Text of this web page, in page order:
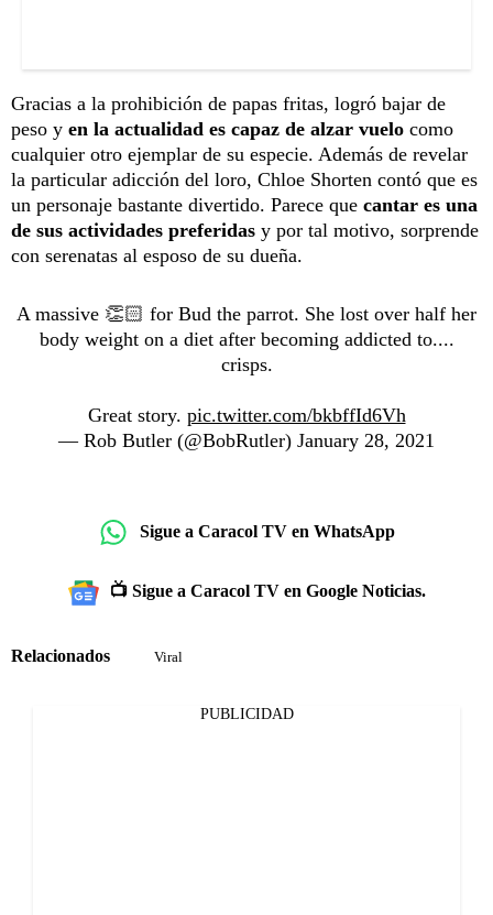
Gracias a la prohibición de papas fritas, logró bajar de
peso y en la actualidad es capaz de alzar vuelo como
cualquier otro ejemplar de su especie. Además de revelar
la particular adicción del loro, Chloe Shorten contó que es
un personaje bastante divertido. Parece que cantar es una
de sus actividades preferidas y por tal motivo, sorprende
con serenatas al esposo de su dueña.
A massive 👏🏻 for Bud the parrot. She lost over half her
body weight on a diet after becoming addicted to....
crisps.
Great story. pic.twitter.com/bkbffId6Vh
— Rob Butler (@BobRutler) January 28, 2021
Sigue a Caracol TV en WhatsApp
📺 Sigue a Caracol TV en Google Noticias.
Relacionados Viral
PUBLICIDAD